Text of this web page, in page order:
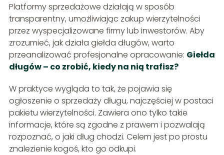
Platformy sprzedażowe działają w sposób
transparentny, umożliwiając zakup wierzytelności
przez wyspecjalizowane firmy lub inwestorów. Aby
zrozumieć, jak działa giełda długów, warto
przeanalizować profesjonalne opracowanie: Giełda
długów – co zrobić, kiedy na nią trafisz?
W praktyce wygląda to tak, że pojawia się
ogłoszenie o sprzedaży długu, najczęściej w postaci
pakietu wierzytelności. Zawiera ono tylko takie
informacje, które są zgodne z prawem i pozwalają
rozpoznać, o jaki dług chodzi. Celem jest po prostu
znalezienie kogoś, kto go odkupi.